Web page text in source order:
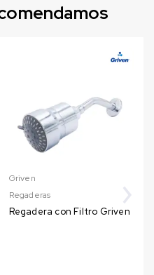
Griven
Regaderas
Regadera con Filtro Griven